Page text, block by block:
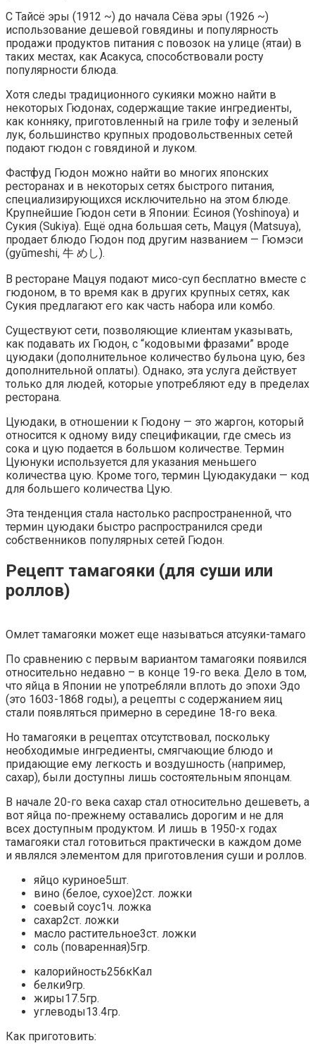
С Тайсё эры (1912 ~) до начала Сёва эры (1926 ~)
использование дешевой говядины и популярность
продажи продуктов питания с повозок на улице (ятаи) в
таких местах, как Асакуса, способствовали росту
популярности блюда.
Хотя следы традиционного сукияки можно найти в
некоторых Гюдонах, содержащие такие ингредиенты,
как конняку, приготовленный на гриле тофу и зеленый
лук, большинство крупных продовольственных сетей
подают гюдон с говядиной и луком.
Фастфуд Гюдон можно найти во многих японских
ресторанах и в некоторых сетях быстрого питания,
специализирующихся исключительно на этом блюде.
Крупнейшие Гюдон сети в Японии: Ёсиноя (Yoshinoya) и
Сукия (Sukiya). Ещё одна большая сеть, Мацуя (Matsuya),
продает блюдо Гюдон под другим названием — Гюмэси
(gyūmeshi, 牛 めし).
В ресторане Мацуя подают мисо-суп бесплатно вместе с
гюдоном, в то время как в других крупных сетях, как
Сукия предлагают его как часть набора или комбо.
Существуют сети, позволяющие клиентам указывать,
как подавать их Гюдон, с “кодовыми фразами” вроде
цуюдаки (дополнительное количество бульона цую, без
дополнительной оплаты). Однако, эта услуга действует
только для людей, которые употребляют еду в пределах
ресторана.
Цуюдаки, в отношении к Гюдону — это жаргон, который
относится к одному виду спецификации, где смесь из
сока и цую подается в большом количестве. Термин
Цуюнуки используется для указания меньшего
количества цую. Кроме того, термин Цуюдакудаки — код
для большего количества Цую.
Эта тенденция стала настолько распространенной, что
термин цуюдаки быстро распространился среди
собственников популярных сетей Гюдон.
Рецепт тамагояки (для суши или
роллов)
Омлет тамагояки может еще называться атсуяки-тамаго
По сравнению с первым вариантом тамагояки появился
относительно недавно – в конце 19-го века. Дело в том,
что яйца в Японии не употребляли вплоть до эпохи Эдо
(это 1603-1868 годы), а рецепты с содержанием яиц
стали появляться примерно в середине 18-го века.
Но тамагояки в рецептах отсутствовал, поскольку
необходимые ингредиенты, смягчающие блюдо и
придающие ему легкость и воздушность (например,
сахар), были доступны лишь состоятельным японцам.
В начале 20-го века сахар стал относительно дешеветь, а
вот яйца по-прежнему оставались дорогим и не для
всех доступным продуктом. И лишь в 1950-х годах
тамагояки стал готовиться практически в каждом доме
и являлся элементом для приготовления суши и роллов.
яйцо куриное5шт.
вино (белое, сухое)2ст. ложки
соевый соус1ч. ложка
сахар2ст. ложки
масло растительное3ст. ложки
соль (поваренная)5гр.
калорийность256кКал
белки9гр.
жиры17.5гр.
углеводы13.4гр.
Как приготовить: